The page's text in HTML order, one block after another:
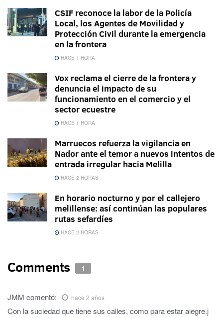
CSIF reconoce la labor de la Policía
Local, los Agentes de Movilidad y
Protección Civil durante la emergencia
en la frontera
HACE 1 HORA
Vox reclama el cierre de la frontera y
denuncia el impacto de su
funcionamiento en el comercio y el
sector ecuestre
HACE 1 HORA
Marruecos refuerza la vigilancia en
Nador ante el temor a nuevos intentos de
entrada irregular hacia Melilla
HACE 2 HORAS
En horario nocturno y por el callejero
melillense: así continúan las populares
rutas sefardíes
HACE 2 HORAS
Comments 1
JMM comentó: hace 2 años
Con la suciedad que tiene sus calles, como para estar alegre.j